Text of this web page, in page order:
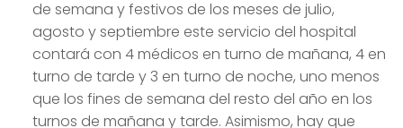
de semana y festivos de los meses de julio,
agosto y septiembre este servicio del hospital
contará con 4 médicos en turno de mañana, 4 en
turno de tarde y 3 en turno de noche, uno menos
que los fines de semana del resto del año en los
turnos de mañana y tarde. Asimismo, hay que